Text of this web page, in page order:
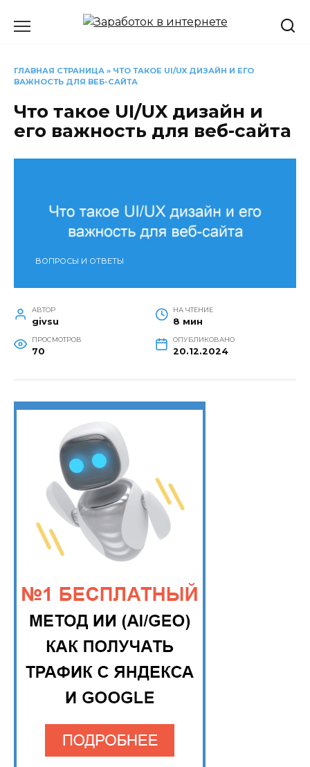
ГЛАВНАЯ СТРАНИЦА » ЧТО ТАКОЕ UI/UX ДИЗАЙН И ЕГО
ВАЖНОСТЬ ДЛЯ ВЕБ-САЙТА
Что такое UI/UX дизайн и
его важность для веб-сайта
ВОПРОСЫ И ОТВЕТЫ
АВТОР
givsu
НА ЧТЕНИЕ
8 мин
ПРОСМОТРОВ
70
ОПУБЛИКОВАНО
20.12.2024